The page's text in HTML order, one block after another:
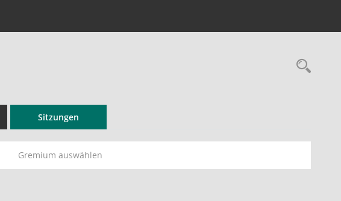
Sitzungen
Gremium auswählen